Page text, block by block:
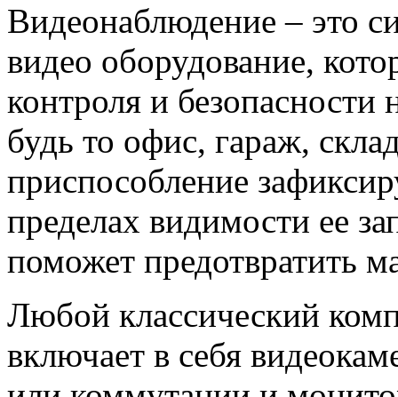
Видеонаблюдение – это
видео оборудование,
контроля и безопасности
будь то офис, гараж,
приспособление
пределах видимости ее
поможет предотвратить
Любой классический
включает в себя